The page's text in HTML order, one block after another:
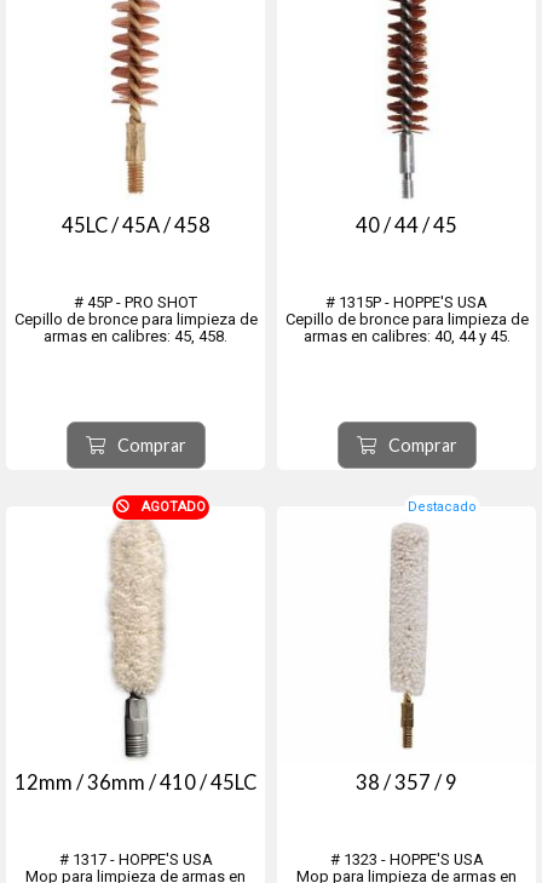
45LC / 45A / 458
# 45P - PRO SHOT
Cepillo de bronce para limpieza de
armas en calibres: 45, 458.
Comprar
40 / 44 / 45
# 1315P - HOPPE'S USA
Cepillo de bronce para limpieza de
armas en calibres: 40, 44 y 45.
Comprar
AGOTADO
12mm / 36mm / 410 / 45LC
# 1317 - HOPPE'S USA
Mop para limpieza de armas en
Destacado
38 / 357 / 9
# 1323 - HOPPE'S USA
Mop para limpieza de armas en